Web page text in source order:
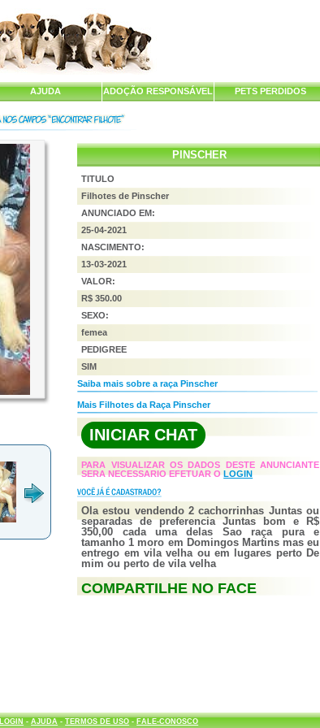
AJUDA ADOÇÃO RESPONSÁVEL PETS PERDIDOS
PINSCHER
TITULO
Filhotes de Pinscher
ANUNCIADO EM:
25-04-2021
NASCIMENTO:
13-03-2021
VALOR:
R$ 350.00
SEXO:
femea
PEDIGREE
SIM
Saiba mais sobre a raça Pinscher
Mais Filhotes da Raça Pinscher
INICIAR CHAT
PARA VISUALIZAR OS DADOS DESTE ANUNCIANTE
SERA NECESSARIO EFETUAR OLOGIN
Ola estou vendendo 2 cachorrinhas Juntas ou
separadas de preferencia Juntas bom e R$
350,00 cada uma delas Sao raça pura e
tamanho 1 moro em Domingos Martins mas eu
entrego em vila velha ou em lugares perto De
mim ou perto de vila velha
COMPARTILHE NO FACE
LOGIN-AJUDA-TERMOS DE USO- FALE-CONOSCO